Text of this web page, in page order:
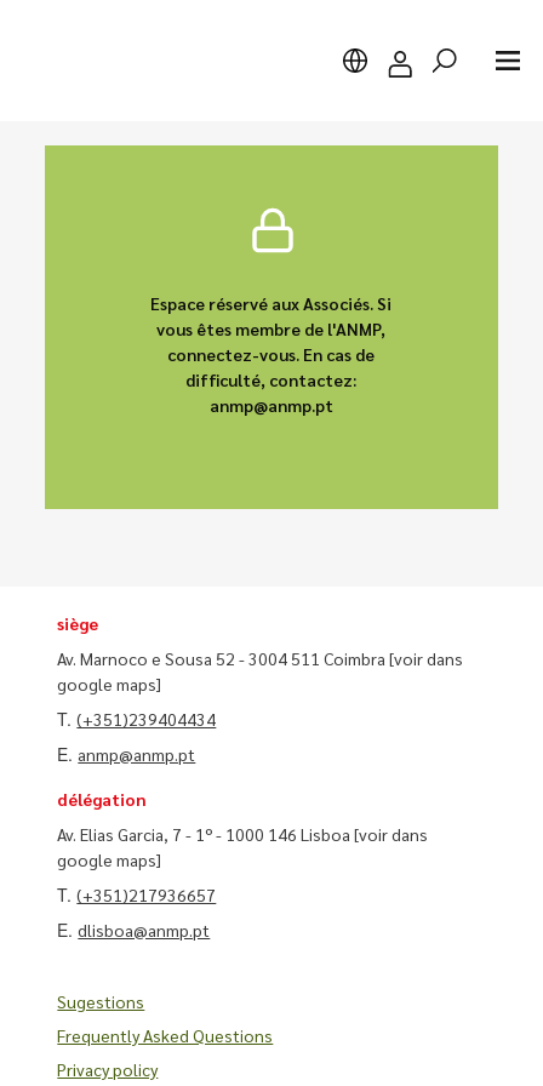
Espace réservé aux Associés. Si
vous êtes membre de l'ANMP,
connectez-vous. En cas de
difficulté, contactez:
anmp@anmp.pt
siège
Av. Marnoco e Sousa 52 - 3004 511 Coimbra[voir dans
google maps]
T.(+351)239404434
E. anmp@anmp.pt
délégation
Av. Elias Garcia, 7 - 1º - 1000 146 Lisboa[voir dans
google maps]
T.(+351)217936657
E.dlisboa@anmp.pt
Sugestions
Frequently Asked Questions
Privacy policy